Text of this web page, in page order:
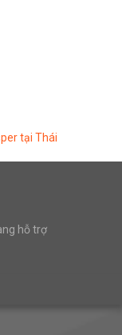
tại Thái
hỗ trợ